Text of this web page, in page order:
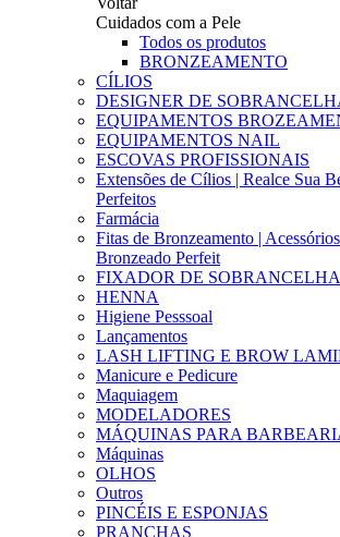
Cuidados com a Pele
Todos os produtos
BRONZEAMENTO
CÍLIOS
DESIGNER DE
EQUIPAMENTOS
EQUIPAMENTOS NAIL
ESCOVAS PROFISSIONAIS
Extensões de Cílios | Realce Sua
Perfeitos
Farmácia
Fitas de Bronzeamento |
Bronzeado Perfeit
FIXADOR DE
HENNA
Higiene Pesssoal
Lançamentos
LASH LIFTING E BROW
Manicure e Pedicure
Maquiagem
MODELADORES
MÁQUINAS PARA
Máquinas
OLHOS
Outros
PINCÉIS E ESPONJAS
PRANCHAS